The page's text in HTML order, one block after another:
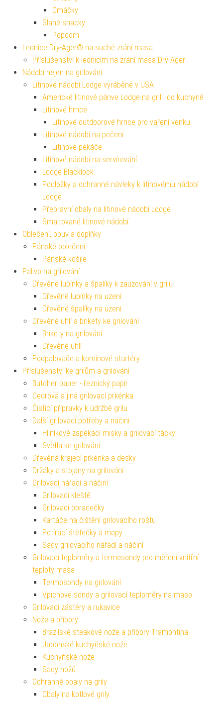
Omáčky
Slané snacky
Popcorn
Lednice Dry-Ager® na suché zrání masa
Příslušenství k lednicím na zrání masa Dry-Ager
Nádobí nejen na grilování
Litinové nádobí Lodge vyráběné v USA
Americké litinové pánve Lodge na gril i do kuchyně
Litinové hrnce
Litinové outdoorové hrnce pro vaření venku
Litinové nádobí na pečení
Litinové pekáče
Litinové nádobí na servírování
Lodge Blacklock
Podložky a ochranné návleky k litinovému nádobí
Lodge
Přepravní obaly na litinové nádobí Lodge
Smaltované litinové nádobí
Oblečení, obuv a doplňky
Pánské oblečení
Pánské košile
Palivo na grilování
Dřevěné lupínky a špalíky k zauzování v grilu
Dřevěné lupínky na uzení
Dřevěné špalíky na uzení
Dřevěné uhlí a brikety ke grilování
Brikety na grilování
Dřevěné uhlí
Podpalovače a komínové startéry
Příslušenství ke grilům a grilování
Butcher paper - řeznický papír
Cedrová a jiná grilovací prkénka
Čistící přípravky k údržbě grilu
Další grilovací potřeby a náčiní
Hliníkové zapékací misky a grilovací tácky
Světla ke grilování
Dřevěná krájecí prkénka a desky
Držáky a stojany na grilování
Grilovací nářadí a náčiní
Grilovací kleště
Grilovací obracečky
Kartáče na čištění grilovacího roštu
Potírací štětečky a mopy
Sady grilovacího nářadí a náčiní
Grilovací teploměry a termosondy pro měření vnitřní
teploty masa
Termosondy na grilování
Vpichové sondy a grilovací teploměry na maso
Grilovací zástěry a rukavice
Nože a příbory
Brazilské steakové nože a příbory Tramontina
Japonské kuchyňské nože
Kuchyňské nože
Sady nožů
Ochranné obaly na grily
Obaly na kotlové grily